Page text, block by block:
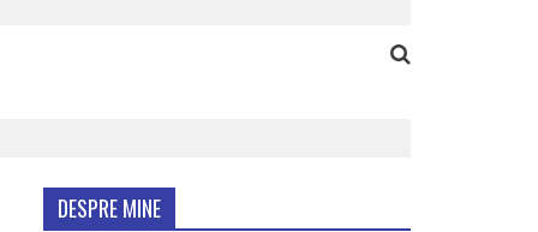
DESPRE MINE